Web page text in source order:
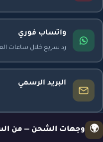
واتساب فوري
رد سريع خلال ساعات
البريد الرسمي
🌍 وجهات الشحن — من